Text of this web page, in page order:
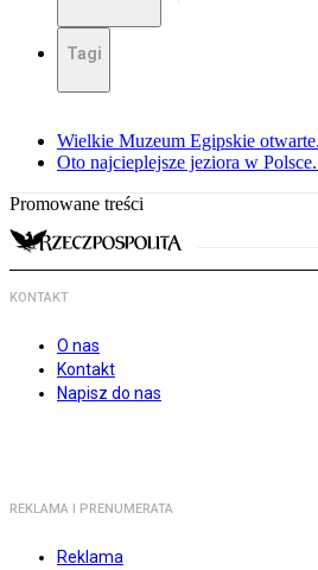
Tagi
Wielkie Muzeum Egipskie
Oto najcieplejsze jeziora w
Promowane treści
KONTAKT
O nas
Kontakt
Napisz do nas
REKLAMA I PRENUMERATA
Reklama